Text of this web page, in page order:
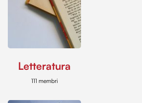
Letteratura
111 membri